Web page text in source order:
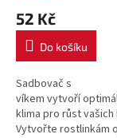
52 Kč
Do košíku
Sadbovač s
víkem vytvoří
klima pro růst vašich
Vytvořte rostlinkám